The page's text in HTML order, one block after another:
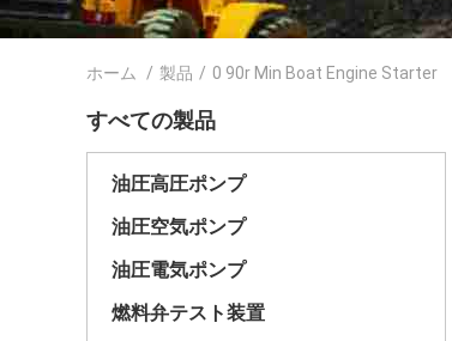
ホーム / 製品 / 0 90r Min Boat Engine Starter
すべての製品
油圧高圧ポンプ
油圧空気ポンプ
油圧電気ポンプ
燃料弁テスト装置